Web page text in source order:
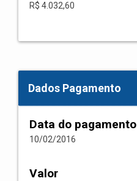
R$ 4.032,60
Dados Pagamento
Data do pagamento
10/02/2016
Valor